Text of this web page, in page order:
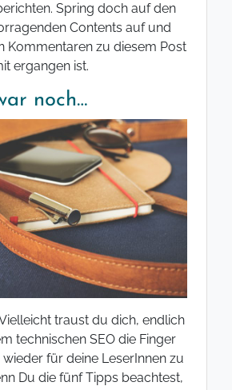
Spring doch auf den
Contents auf und
Kommentaren zu diesem Post
ergangen ist.
noch…
traust du dich, endlich
technischen SEO die Finger
für deine LeserInnen zu
Du die fünf Tipps beachtest,